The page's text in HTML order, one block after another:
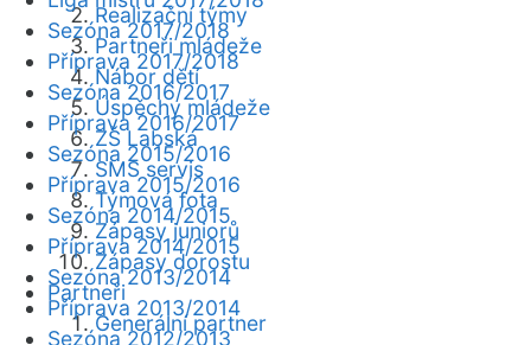
Realizační týmy
Partneři mládeže
Nábor dětí
Úspěchy mládeže
ZŠ Labská
SMS servis
Týmová fota
Zápasy juniorů
Zápasy dorostu
Partneři
Generální partner
Sezóna 2017/2018
Příprava 2017/2018
Sezóna 2016/2017
Příprava 2016/2017
Sezóna 2015/2016
Příprava 2015/2016
Sezóna 2014/2015
Příprava 2014/2015
Sezóna 2013/2014
Příprava 2013/2014
Sezóna 2012/2013